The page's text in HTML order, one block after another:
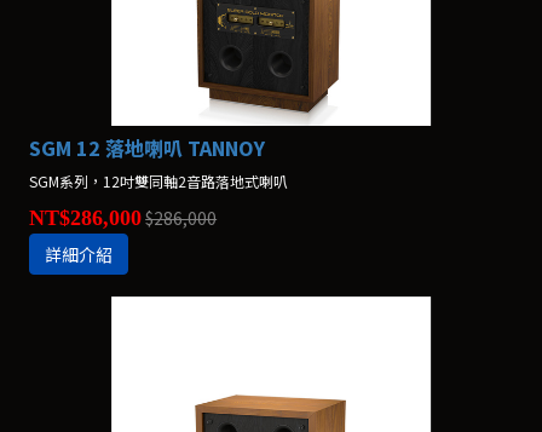
SGM 12 落地喇叭 TANNOY
SGM系列，12吋雙同軸2音路落地式喇叭
NT$286,000$286,000
詳細介紹